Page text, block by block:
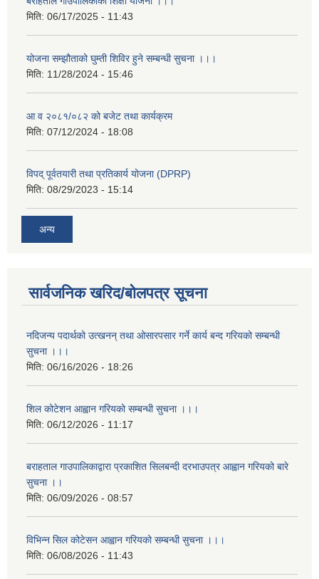
मिति: 06/17/2025 - 11:43
योजना सम्झौताको घुम्ती शिविर हुने सम्बन्धी सुचना ।।।
मिति: 11/28/2024 - 15:46
आ व २०८१/०८२ को बजेट तथा कार्यक्रम
मिति: 07/12/2024 - 18:08
विपद् पूर्वतयारी तथा प्रतिकार्य योजना (DPRP)
मिति: 08/29/2023 - 15:14
अन्य
सार्वजनिक खरिद/बोलपत्र सूचना
नदिजन्य पदार्थको उत्खनन् तथा ओसारपसार गर्ने कार्य बन्द गरियको सम्बन्धी
सुचना ।।।
मिति: 06/16/2026 - 18:26
शिल कोटेशन आह्वान गरियको सम्बन्धी सुचना ।।।
मिति: 06/12/2026 - 11:17
बराहताल गाउपालिकाद्वारा प्रकाशित सिलबन्दी दरभाउपत्र आह्वान गरियको बारे
सुचना ।।
मिति: 06/09/2026 - 08:57
विभिन्न सिल कोटेसन आह्वान गरियको सम्बन्धी सुचना ।।।
मिति: 06/08/2026 - 11:43